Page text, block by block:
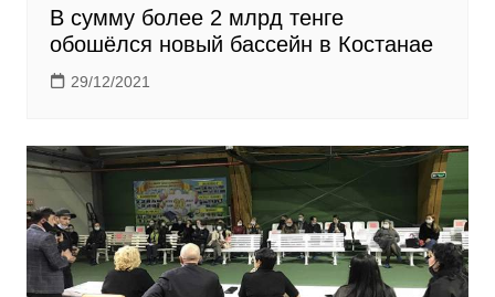
В сумму более 2 млрд тенге
обошёлся новый бассейн в Костанае
29/12/2021